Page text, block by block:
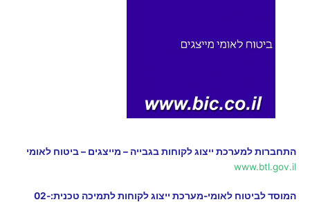
התחברות למערכת ייצוג לקוחות בגבייה – מייצגים – ביטוח לאומי
www.btl.gov.il
המוסד לביטוח לאומי-מערכת ייצוג לקוחות לתמיכה טכנית:02-